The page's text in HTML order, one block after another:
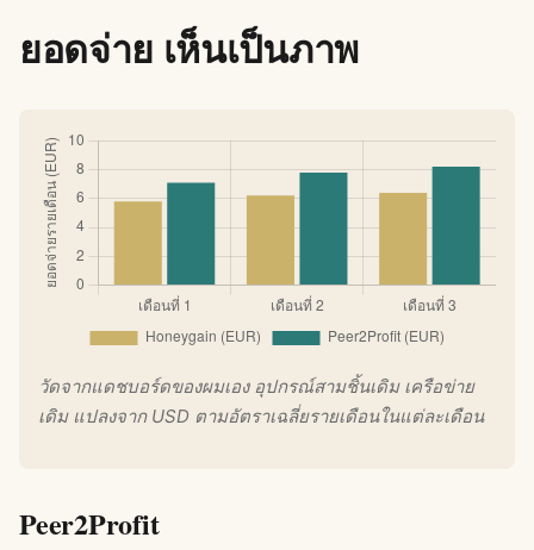
ยอดจ่าย เห็นเป็นภาพ
วัดจากแดชบอร์ดของผมเอง อุปกรณ์สามชิ้นเดิม เครือข่าย
เดิม แปลงจาก USD ตามอัตราเฉลี่ยรายเดือนในแต่ละเดือน
Peer2Profit